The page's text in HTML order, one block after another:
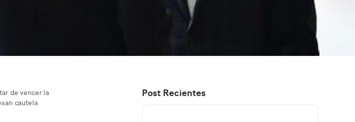
de vencer la
cautela
Post Recientes